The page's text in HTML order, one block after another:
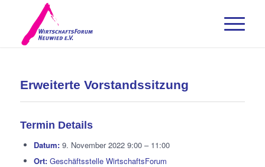
Erweiterte Vorstandssitzung
Termin Details
Datum: 9. November 2022 9:00– 11:00
Ort: Geschäftsstelle WirtschaftsForum